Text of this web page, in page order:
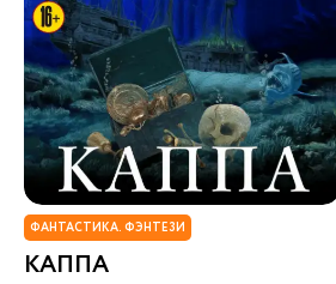
ФАНТАСТИКА. ФЭНТЕЗИ
КАППА